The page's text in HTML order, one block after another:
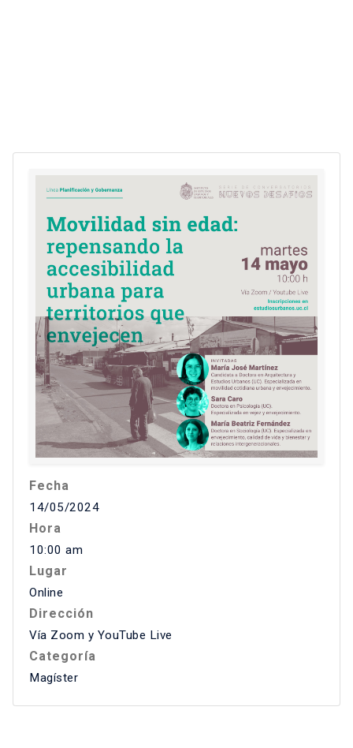
Fecha
14/05/2024
Hora
10:00 am
Lugar
Online
Dirección
Vía Zoom y YouTube Live
Categoría
Magíster